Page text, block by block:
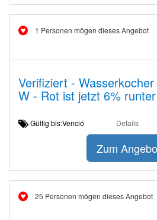
1 Personen mögen dieses Angebot
Verifiziert -
W - Rot ist jetzt 6% runter
Gültig bis:Venció Details
Zum
25 Personen mögen dieses Angebot